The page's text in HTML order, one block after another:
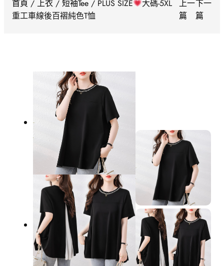
首頁 / 上衣 / 短袖Tee / PLUS SIZE
大碼-5XL
重工車線後百褶純色T恤
上一
篇
下一
篇